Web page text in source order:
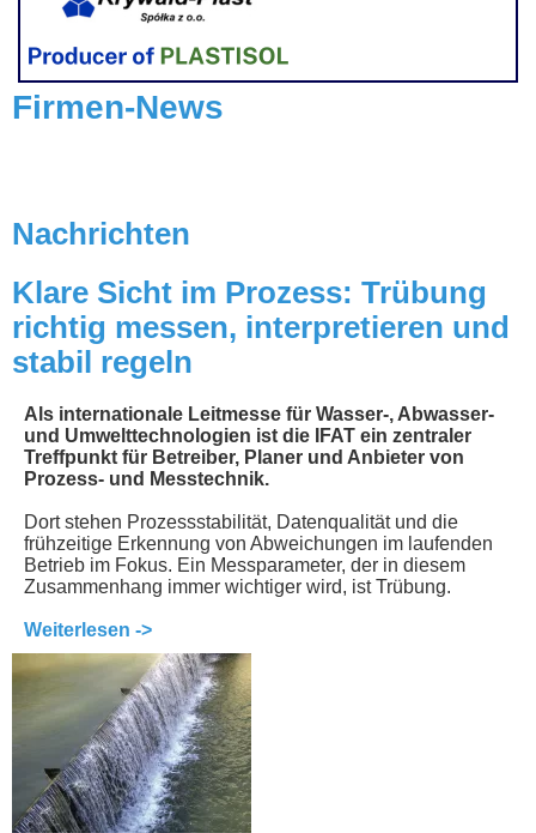
Firmen-News
Nachrichten
Klare Sicht im Prozess: Trübung
richtig messen, interpretieren und
stabil regeln
Als internationale Leitmesse für Wasser-, Abwasser-
und Umwelttechnologien ist die IFAT ein zentraler
Treffpunkt für Betreiber, Planer und Anbieter von
Prozess- und Messtechnik.
Dort stehen Prozessstabilität, Datenqualität und die
frühzeitige Erkennung von Abweichungen im laufenden
Betrieb im Fokus. Ein Messparameter, der in diesem
Zusammenhang immer wichtiger wird, ist Trübung.
Weiterlesen ->